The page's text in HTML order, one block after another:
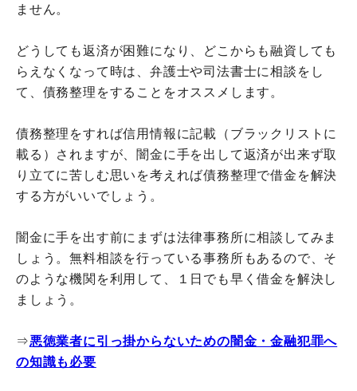
ません。
どうしても返済が困難になり、どこからも融資しても
らえなくなって時は、弁護士や司法書士に相談をし
て、債務整理をすることをオススメします。
債務整理をすれば信用情報に記載（ブラックリストに
載る）されますが、闇金に手を出して返済が出来ず取
り立てに苦しむ思いを考えれば債務整理で借金を解決
する方がいいでしょう。
闇金に手を出す前にまずは法律事務所に相談してみま
しょう。無料相談を行っている事務所もあるので、そ
のような機関を利用して、１日でも早く借金を解決し
ましょう。
⇒悪徳業者に引っ掛からないための闇金・金融犯罪へ
の知識も必要